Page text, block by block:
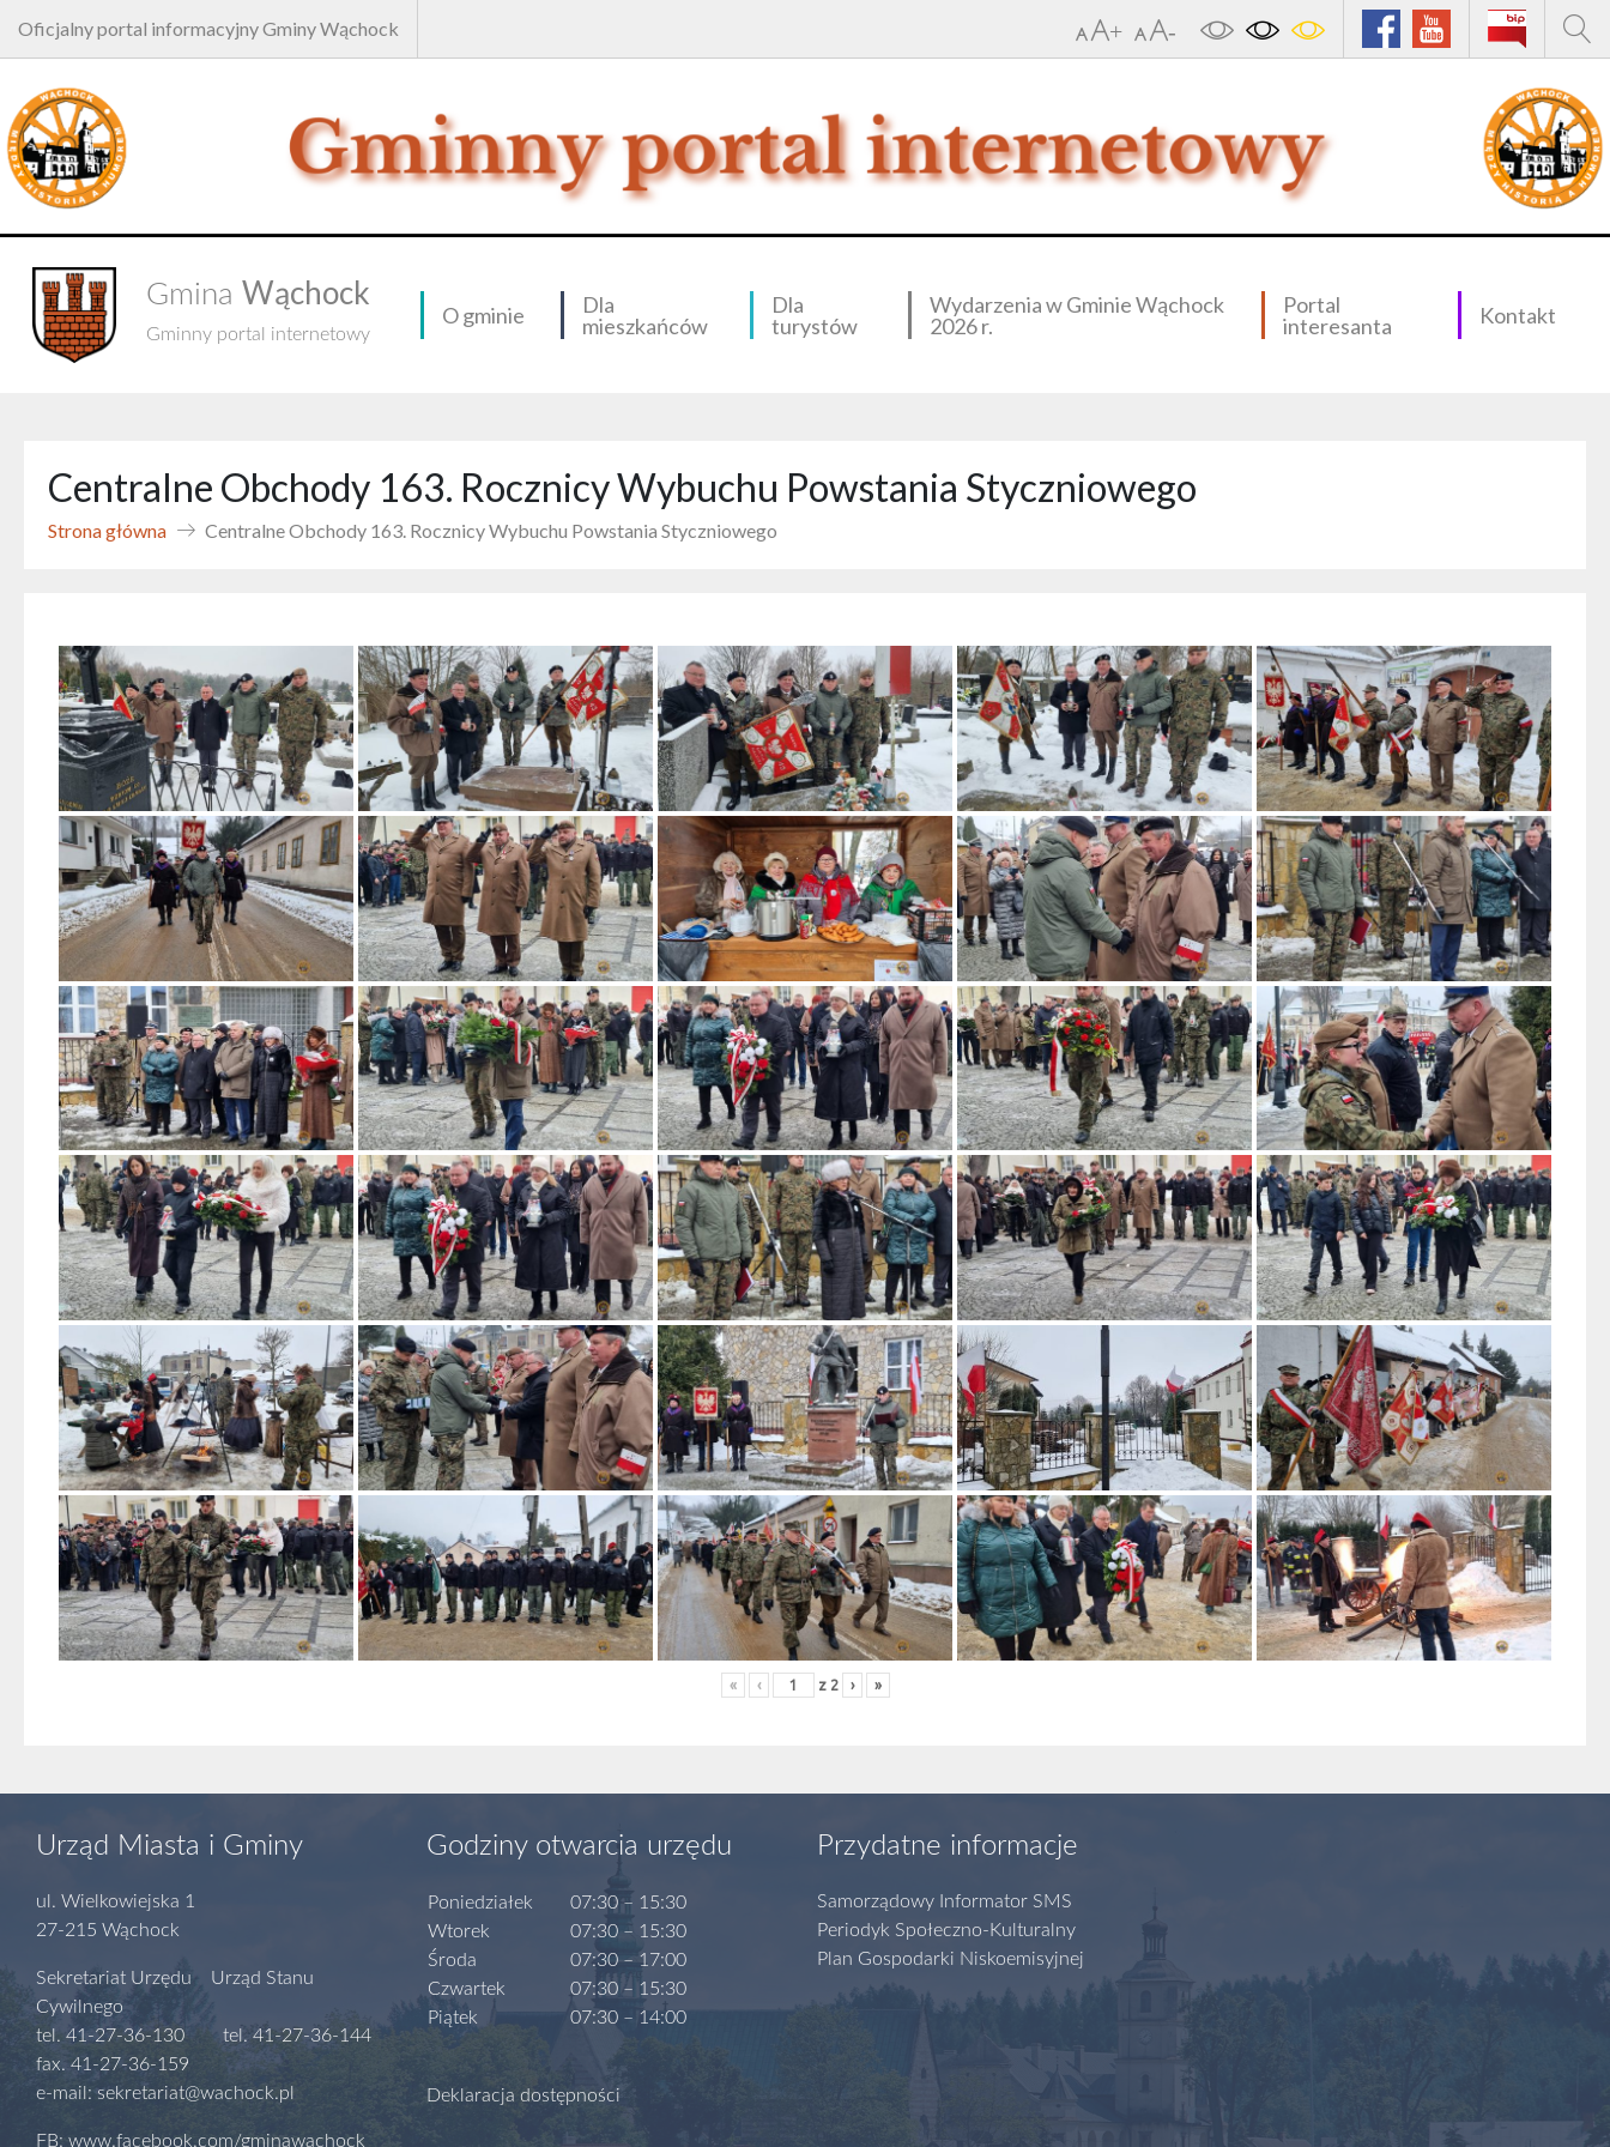
Oficjalny portal informacyjny Gminy Wąchock
Gmina Wąchock
Gminny portal internetowy
O gminie
Dla
mieszkańców
Dla
turystów
Wydarzenia w Gminie Wąchock
2026 r.
Portal
interesanta
Kontakt
Centralne Obchody 163. Rocznicy Wybuchu Powstania Styczniowego
Strona główna Centralne Obchody 163. Rocznicy Wybuchu Powstania Styczniowego
« ‹ z 2 › »
Urząd Miasta i Gminy
ul. Wielkowiejska 1
27-215 Wąchock
Sekretariat Urzędu Urząd Stanu
Cywilnego
tel. 41-27-36-130 tel. 41-27-36-144
fax. 41-27-36-159
e-mail: sekretariat@wachock.pl
FB: www.facebook.com/gminawachock
Godziny otwarcia urzędu
Poniedziałek
Wtorek
Środa
Czwartek
Piątek
07:30 – 15:30
07:30 – 15:30
07:30 – 17:00
07:30 – 15:30
07:30 – 14:00
Deklaracja dostępności
Przydatne informacje
Samorządowy Informator SMS
Periodyk Społeczno-Kulturalny
Plan Gospodarki Niskoemisyjnej